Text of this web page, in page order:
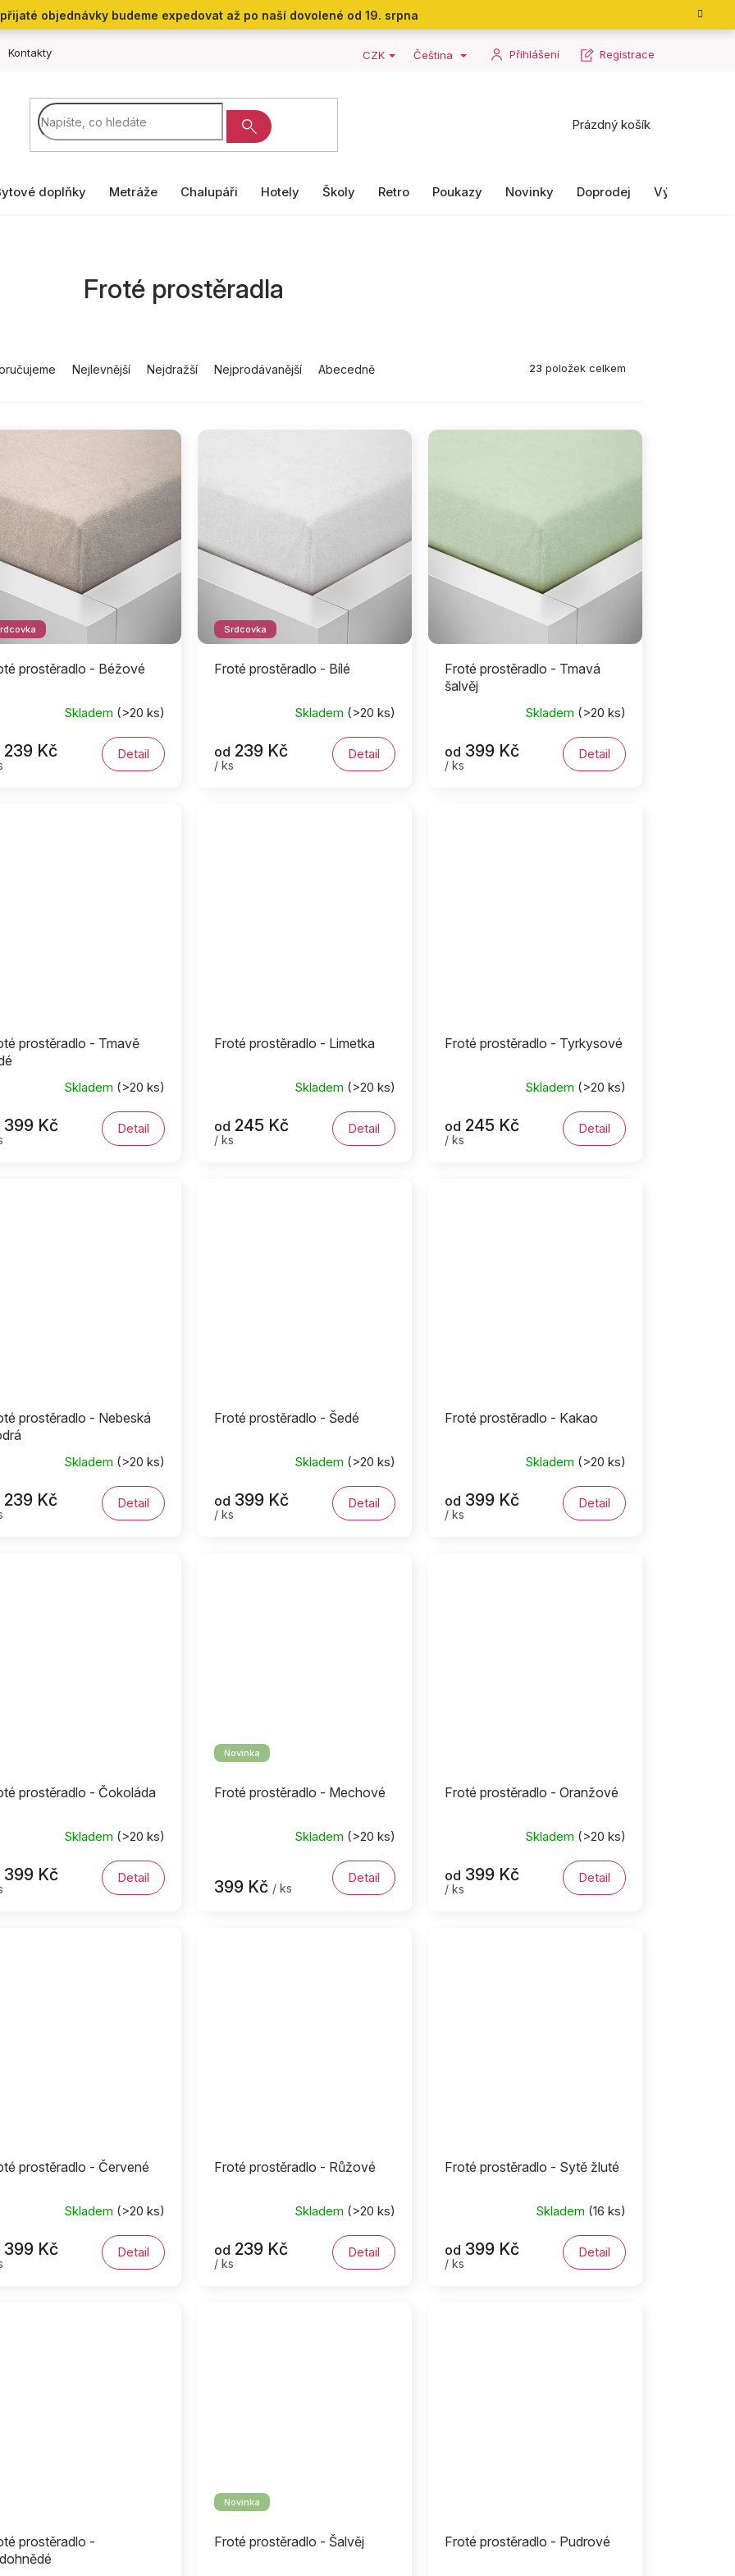
objednávky budeme expedovat až po naší dovolené od 19. srpna
Kontakty CZK Čeština Přihlášení Registrace
Nákupní
Prázdný košík
doplňky Metráže Chalupáři Hotely Školy Retro Poukazy Novinky Doprodej Výrobky II.
Froté prostěradla
Nejlevnější Nejdražší Nejprodávanější Abecedně 23 položek celkem
prostěradlo - Béžové
Skladem (>20 ks)
239 Kč Detail
Srdcovka
Froté prostěradlo - Bílé
Skladem (>20 ks)
od 239 Kč
/ ks
Detail
Froté prostěradlo - Tmavá
šalvěj
Skladem (>20 ks)
od 399 Kč
/ ks
Detail
prostěradlo - Tmavě
Skladem (>20 ks)
399 Kč Detail
Froté prostěradlo - Limetka
Skladem (>20 ks)
od 245 Kč
/ ks
Detail
Froté prostěradlo - Tyrkysové
Skladem (>20 ks)
od 245 Kč
/ ks
Detail
prostěradlo - Nebeská
Skladem (>20 ks)
239 Kč Detail
Froté prostěradlo - Šedé
Skladem (>20 ks)
od 399 Kč
/ ks
Detail
Froté prostěradlo - Kakao
Skladem (>20 ks)
od 399 Kč
/ ks
Detail
prostěradlo - Čokoláda
Skladem (>20 ks)
399 Kč Detail
Novinka
Froté prostěradlo - Mechové
Skladem (>20 ks)
399 Kč / ks
Detail
Froté prostěradlo - Oranžové
Skladem (>20 ks)
od 399 Kč
/ ks
Detail
prostěradlo - Červené
Skladem (>20 ks)
399 Kč Detail
Froté prostěradlo - Růžové
Skladem (>20 ks)
od 239 Kč
/ ks
Detail
Froté prostěradlo - Sytě žluté
Skladem (16 ks)
od 399 Kč
/ ks
Detail
prostěradlo -
Novinka
Froté prostěradlo - Šalvěj Froté prostěradlo - Pudrové